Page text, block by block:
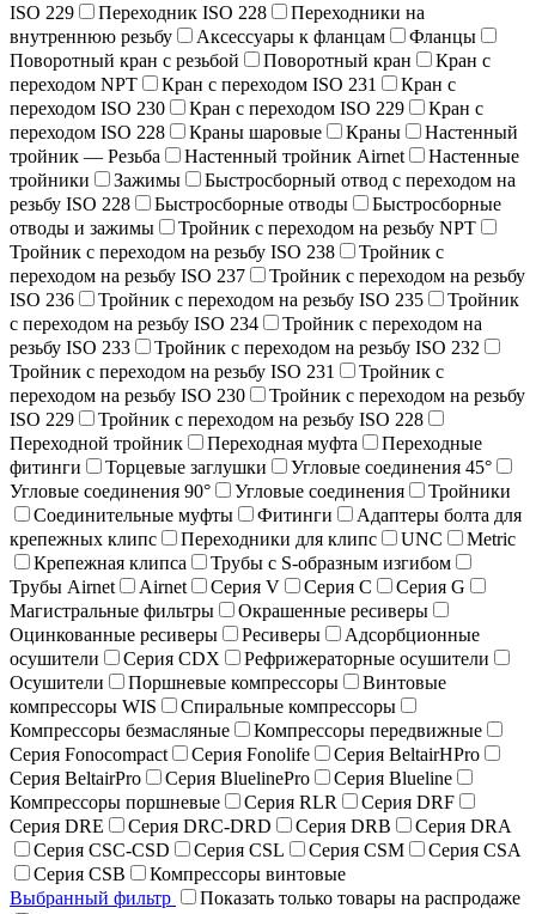
ISO 229
Переходник ISO 228
Переходники на
внутреннюю резьбу
Аксессуары к фланцам
Фланцы
Поворотный кран c резьбой
Поворотный кран
Кран с
переходом NPT
Кран с переходом ISO 231
Кран с
переходом ISO 230
Кран с переходом ISO 229
Кран с
переходом ISO 228
Краны шаровые Краны
Настенный
тройник — Резьба
Настенный тройник Airnet
Настенные
тройники
Зажимы
Быстросборный отвод с переходом на
резьбу ISO 228
Быстросборные отводы
Быстросборные
отводы и зажимы
Тройник с переходом на резьбу NPT
Тройник с переходом на резьбу ISO 238
Тройник с
переходом на резьбу ISO 237
Тройник с переходом на резьбу
ISO 236
Тройник с переходом на резьбу ISO 235
Тройник
с переходом на резьбу ISO 234
Тройник с переходом на
резьбу ISO 233
Тройник с переходом на резьбу ISO 232
Тройник с переходом на резьбу ISO 231
Тройник с
переходом на резьбу ISO 230
Тройник с переходом на резьбу
ISO 229
Тройник с переходом на резьбу ISO 228
Переходной тройник
Переходная муфта
Переходные
фитинги
Торцевые заглушки
Угловые соединения 45°
Угловые соединения 90°
Угловые соединения
Тройники
Соединительные муфты
Фитинги
Адаптеры болта для
крепежных клипс
Переходники для клипс UNC
Metric
Крепежная клипса
Трубы с S-образным изгибом
Трубы Airnet
Airnet Серия V Серия C
Серия G
Магистральные фильтры
Окрашенные ресиверы
Оцинкованные ресиверы
Ресиверы
Адсорбционные
осушители
Серия CDX
Рефрижераторные осушители
Осушители
Поршневые компрессоры
Винтовые
компрессоры WIS
Спиральные компрессоры
Компрессоры безмасляные
Компрессоры передвижные
Серия Fonocompact
Серия Fonolife
Серия BeltairHPro
Серия BeltairPro
Серия BluelinePro
Серия Blueline
Компрессоры поршневые
Серия RLR
Серия DRF
Серия DRE
Серия DRC-DRD Серия DRB
Серия DRA
Серия CSC-CSD
Серия CSL Серия CSM
Серия CSA
Серия CSB
Компрессоры винтовые
Выбранный фильтр
Показать только товары на распродаже